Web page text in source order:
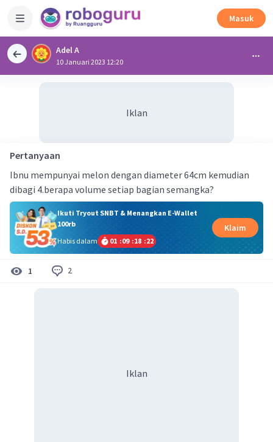
Masuk
Adel A
10 Januari 2023 12:20
Iklan
Pertanyaan
Ibnu mempunyai melon dengan diameter 64cm kemudian
dibagi 4.berapa volume setiap bagian semangka?
Ikuti Tryout SNBT & Menangkan E-Wallet
100rb
Habis dalam
01 :09 :18 :22
Klaim
1 2
Iklan